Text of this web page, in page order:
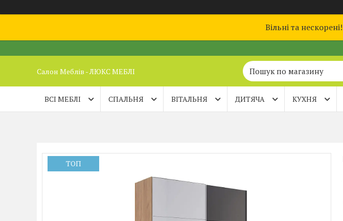
Вільні та нескорені!
Салон Меблів - ЛЮКС МЕБЛІ
ВСІ МЕБЛІ СПАЛЬНЯ ВІТАЛЬНЯ ДИТЯЧА КУХНЯ
ТОП